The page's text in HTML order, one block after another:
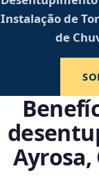
Instalação de
de
Ayrosa,